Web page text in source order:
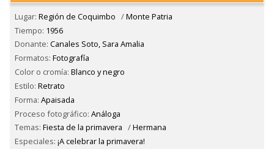
Lugar: Región de Coquimbo /Monte Patria
Tiempo: 1956
Donante: Canales Soto, Sara Amalia
Formatos: Fotografía
Color o cromía: Blanco y negro
Estilo: Retrato
Forma: Apaisada
Proceso fotográfico: Análoga
Temas: Fiesta de la primavera /Hermana
Especiales: ¡A celebrar la primavera!